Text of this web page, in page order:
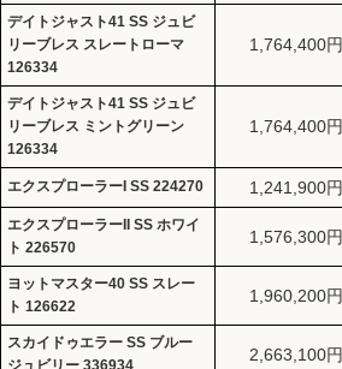
デイトジャスト41 SS ジュビ
リーブレス スレートローマ
126334
1,764,400円
デイトジャスト41 SS ジュビ
リーブレス ミントグリーン
126334
1,764,400円
エクスプローラーI SS 224270 1,241,900円
エクスプローラーII SS ホワイ
ト 226570
1,576,300円
ヨットマスター40 SS スレー
ト 126622
1,960,200円
スカイドゥエラー SS ブルー
ジュビリー 336934
2,663,100円